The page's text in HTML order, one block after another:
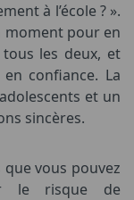
à l’école ? ».
moment pour en
les deux, et
confiance. La
et un
sincères.
vous pouvez
le risque de